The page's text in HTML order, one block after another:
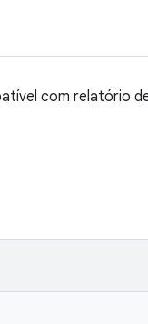
com relatório